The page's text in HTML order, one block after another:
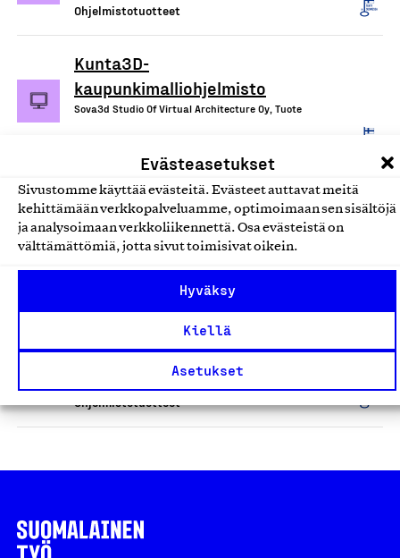
Evästeasetukset
Sivustomme käyttää evästeitä. Evästeet auttavat meitä
kehittämään verkkopalveluamme, optimoimaan sen sisältöjä
ja analysoimaan verkkoliikennettä. Osa evästeistä on
välttämättömiä, jotta sivut toimisivat oikein.
Hyväksy
Kiellä
Asetukset
Ohjelmistotuotteet
Kunta3D-
kaupunkimalliohjelmisto
Sova3d Studio Of Virtual Architecture Oy, Tuote
Akaasia asian- ja
asiakirjanhallintaohjelmistotuote
Triplan Oy, Tuote
Ohjelmistotuotteet
CADMATIC - ohjelmistot
rakentamisen alalle
Cadmatic EAC Oy, Tuote
Ohjelmistotuotteet